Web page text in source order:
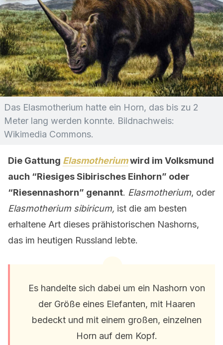
Das Elasmotherium hatte ein Horn, das bis zu 2
Meter lang werden konnte. Bildnachweis:
Wikimedia Commons.
Die Gattung Elasmotheriumwird im Volksmund
auch “Riesiges Sibirisches Einhorn” oder
“Riesennashorn” genannt. Elasmotherium, oder
Elasmotherium sibiricum, ist die am besten
erhaltene Art dieses prähistorischen Nashorns,
das im heutigen Russland lebte.
Es handelte sich dabei um ein Nashorn von
der Größe eines Elefanten, mit Haaren
bedeckt und mit einem großen, einzelnen
Horn auf dem Kopf.